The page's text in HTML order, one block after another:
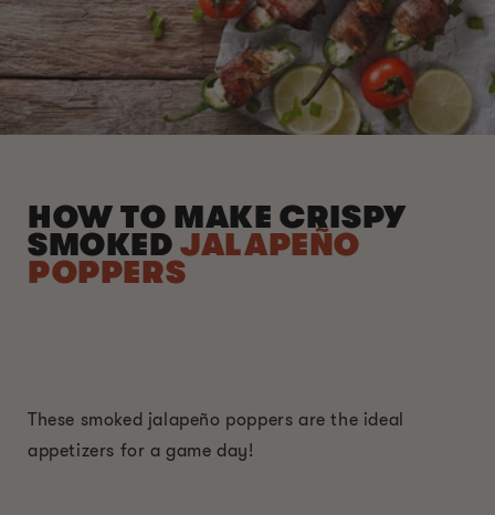
HOW TO MAKE CRISPY
SMOKEDJALAPEÑO
POPPERS
These smoked jalapeño poppers are the ideal
appetizers for a game day!